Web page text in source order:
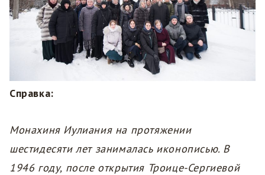
Справка:
Монахиня Иулиания на протяжении
шестидесяти лет занималась иконописью. В
1946 году, после открытия Троице-Сергиевой